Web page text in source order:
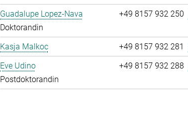
Guadalupe Lopez-Nava
Doktorandin
+49 8157 932 250
Kasja Malkoc +49 8157 932 281
Eve Udino
Postdoktorandin
+49 8157 932 288